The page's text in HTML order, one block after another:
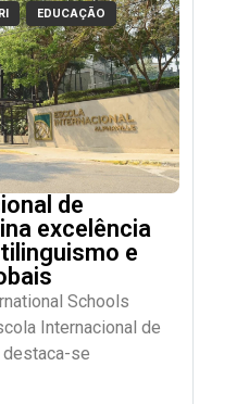
EDUCAÇÃO
de
excelência
e
Schools
Internacional de
destaca-se